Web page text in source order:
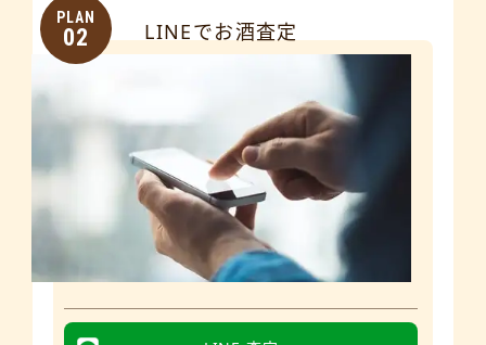
PLAN
02 LINEでお酒査定